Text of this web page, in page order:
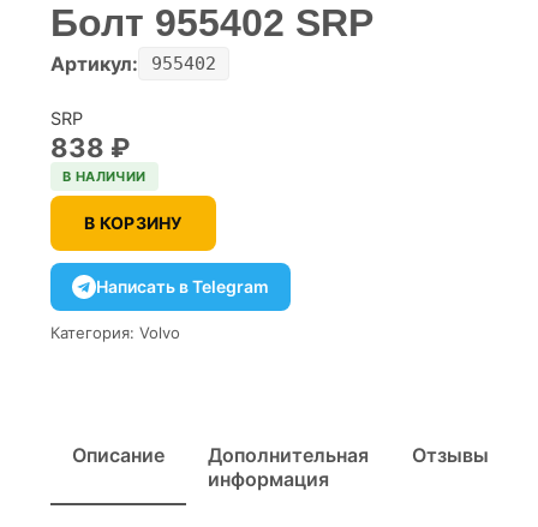
Болт 955402 SRP
Артикул: 955402
SRP
838 ₽
В НАЛИЧИИ
В КОРЗИНУ
Написать в Telegram
Категория: Volvo
Описание
Дополнительная
информация
Отзывы